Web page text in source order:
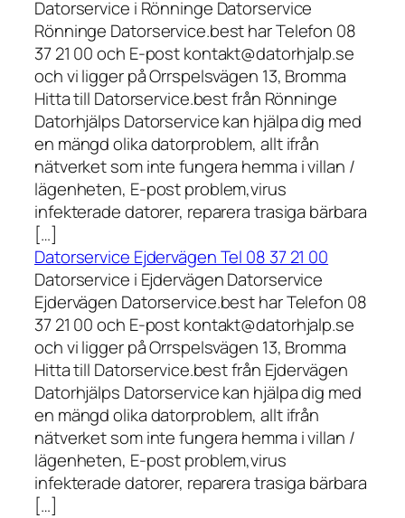
Datorservice i Rönninge Datorservice
Rönninge Datorservice.best har Telefon 08
37 21 00 och E-post kontakt@datorhjalp.se
och vi ligger på Orrspelsvägen 13, Bromma
Hitta till Datorservice.best från Rönninge
Datorhjälps Datorservice kan hjälpa dig med
en mängd olika datorproblem, allt ifrån
nätverket som inte fungera hemma i villan /
lägenheten, E-post problem,virus
infekterade datorer, reparera trasiga bärbara
[…]
Datorservice Ejdervägen Tel 08 37 21 00
Datorservice i Ejdervägen Datorservice
Ejdervägen Datorservice.best har Telefon 08
37 21 00 och E-post kontakt@datorhjalp.se
och vi ligger på Orrspelsvägen 13, Bromma
Hitta till Datorservice.best från Ejdervägen
Datorhjälps Datorservice kan hjälpa dig med
en mängd olika datorproblem, allt ifrån
nätverket som inte fungera hemma i villan /
lägenheten, E-post problem,virus
infekterade datorer, reparera trasiga bärbara
[…]